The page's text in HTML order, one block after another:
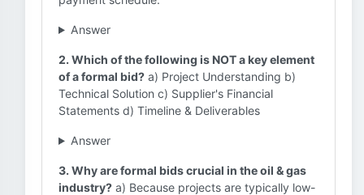
Answer
2. Which of the following is NOT a key element
of a formal bid? a) Project Understanding b)
Technical Solution c) Supplier's Financial
Statements d) Timeline & Deliverables
Answer
3. Why are formal bids crucial in the oil & gas
industry? a) Because projects are typically low-